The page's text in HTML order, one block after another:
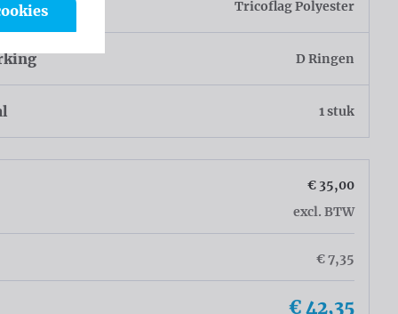
Tricoflag Polyester
D Ringen
1 stuk
€ 35,00
excl. BTW
€ 7,35
€ 42,35